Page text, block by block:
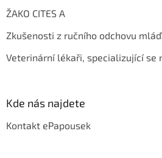
ŽAKO CITES A
Zkušenosti z ručního odchovu
Veterinární lékaři, specializující se
Kde nás najdete
Kontakt ePapousek